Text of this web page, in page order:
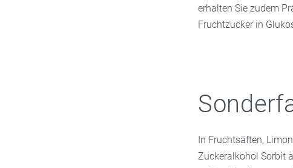
erhalten Sie zudem
Fruchtzucker in
In Fruchtsäften,
Zuckeralkohol Sorbit